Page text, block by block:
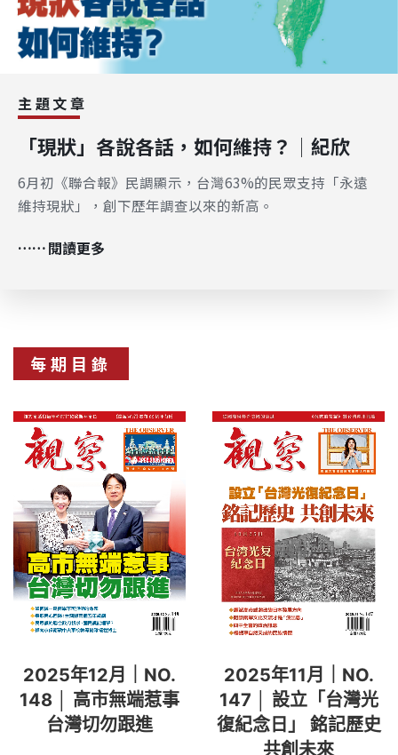
主題文章
「現狀」各說各話，如何維持？│紀欣
6月初《聯合報》民調顯示，台灣63%的民眾支持「永遠
維持現狀」，創下歷年調查以來的新高。
閱讀更多
每期目錄
2025年12月｜NO.
148 │ 高市無端惹事
台灣切勿跟進
2025年11月｜NO.
147 │ 設立「台灣光
復紀念日」 銘記歷史
共創未來